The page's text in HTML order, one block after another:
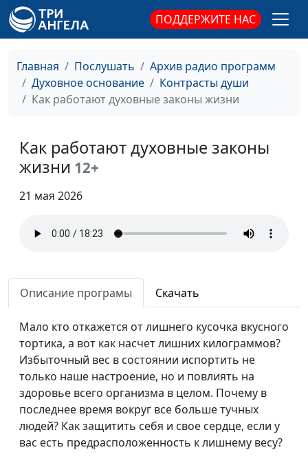
ПОДДЕРЖИТЕ НАС
Главная Послушать
Архив радио программ
Духовное основание
Контрасты души
Как работают духовные законы жизни
Как работают духовные законы
жизни 12+
21 мая 2026
Описание програмы Скачать
Мало кто откажется от лишнего кусочка вкусного
тортика, а вот как насчет лишних килограммов?
Избыточный вес в состоянии испортить не
только наше настроение, но и повлиять на
здоровье всего организма в целом. Почему в
последнее время вокруг все больше тучных
людей? Как защитить себя и свое сердце, если у
вас есть предрасположенность к лишнему весу?
благословлять...
дьявол?
Михаил Долженко,
священнослужитель
быть святым?
Михаил Долженко,
священнослужитель
священнослужитель
Чудеса Божьи. Где они?
Бог в мелочах жизни
Валерий Малышев,
Смирение: жертва,
смысл
Валерий Малышев,
священнослужитель
Когда верил, но
разочаровался
Валерий Малышев,
Михаил Долженко,
священнослужитель
Заповедь "не
прелюбодействуй" в
современном мире
Валерий Малышев,
Михаил Долженко,
священнослужитель